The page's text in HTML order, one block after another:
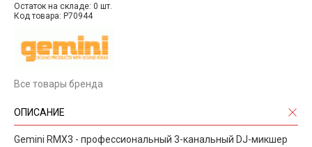
Остаток на складе: 0 шт.
Код товара: P70944
Все товары бренда
ОПИСАНИЕ
Gemini RMX3 - профессиональный 3-канальный DJ-микшер